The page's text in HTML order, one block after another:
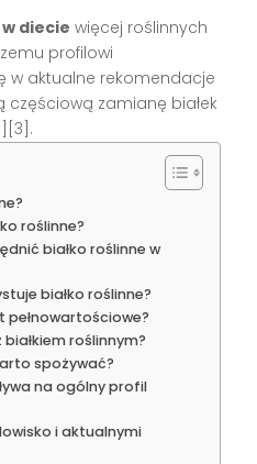
diecie więcej roślinnych
profilowi
w aktualne rekomendacje
częściową zamianę białek
roślinne?
białko roślinne w
białko roślinne?
pełnowartościowe?
roślinnym?
spożywać?
na ogólny profil
i aktualnymi